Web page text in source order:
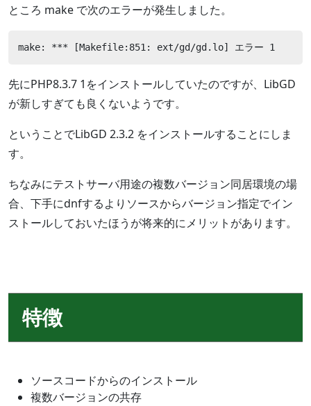
ところ make で次のエラーが発生しました。
make: *** [Makefile:851: ext/gd/gd.lo] エラー 1
先にPHP8.3.7 1をインストールしていたのですが、LibGD
が新しすぎても良くないようです。
ということでLibGD 2.3.2 をインストールすることにしま
す。
ちなみにテストサーバ用途の複数バージョン同居環境の場
合、下手にdnfするよりソースからバージョン指定でイン
ストールしておいたほうが将来的にメリットがあります。
特徴
ソースコードからのインストール
複数バージョンの共存